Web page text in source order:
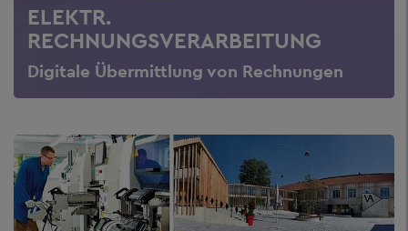
ELEKTR.
RECHNUNGSVERARBEITUNG
Digitale Übermittlung von Rechnungen